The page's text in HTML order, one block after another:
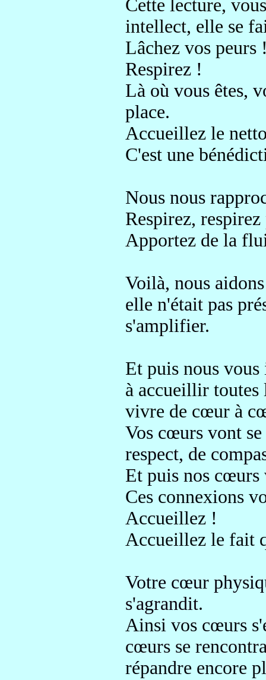
Cette lecture,
intellect, elle se
Lâchez vos peurs
Respirez !
Là où vous êtes,
place.
Accueillez le
C'est une
Nous nous
Respirez,
Apportez de la
Voilà, nous
elle n'était pas
s'amplifier.
Et puis nous
à accueillir toutes
vivre de cœur à
Vos cœurs vont
respect, de
Et puis nos cœurs
Ces connexions
Accueillez !
Accueillez le fait
Votre cœur
s'agrandit.
Ainsi vos cœurs
cœurs se
répandre encore